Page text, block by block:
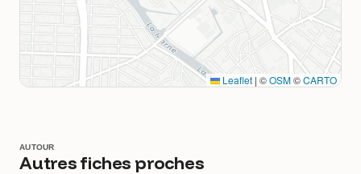
Leaflet | ©OSM©CARTO
AUTOUR
Autres fiches proches